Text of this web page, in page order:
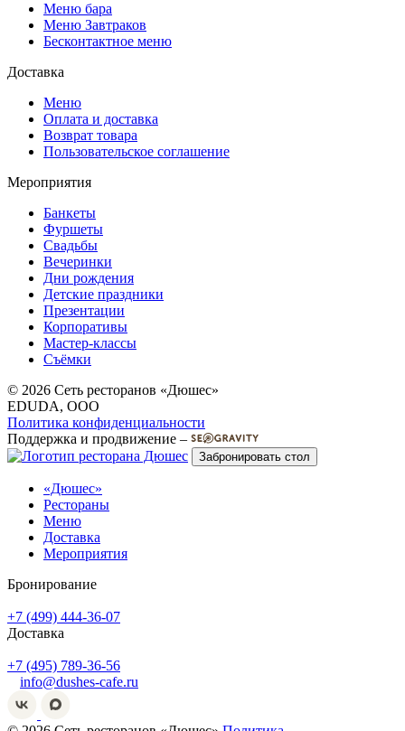
Меню бара
Меню Завтраков
Бесконтактное меню
Доставка
Меню
Оплата и доставка
Возврат товара
Пользовательское соглашение
Мероприятия
Банкеты
Фуршеты
Свадьбы
Вечеринки
Дни рождения
Детские праздники
Презентации
Корпоративы
Мастер-классы
Съёмки
© 2026 Сеть ресторанов «Дюшес»
EDUDA, OOO
Политика конфиденциальности
Поддержка и продвижение –
Забронировать стол
«Дюшес»
Рестораны
Меню
Доставка
Мероприятия
Бронирование
+7 (499) 444-36-07
Доставка
+7 (495) 789-36-56
info@dushes-cafe.ru